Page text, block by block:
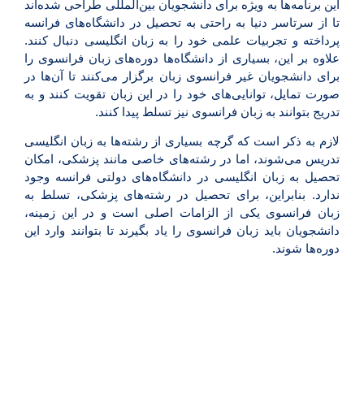
این برنامه‌ها به ویژه برای دانشجویان بین‌المللی طراحی شده‌اند
تا از سرتاسر دنیا به راحتی به تحصیل در دانشگاه‌های فرانسه
پرداخته و تجربیات علمی خود را به زبان انگلیسی دنبال کنند.
علاوه بر این، بسیاری از دانشگاه‌ها دوره‌های زبان فرانسوی را
برای دانشجویان غیر فرانسوی زبان برگزار می‌کنند تا آن‌ها در
صورت تمایل، توانایی‌های خود را در این زبان تقویت کنند و به
تدریج بتوانند به زبان فرانسوی نیز تسلط پیدا کنند.
لازم به ذکر است که گرچه بسیاری از رشته‌ها به زبان انگلیسی
تدریس می‌شوند، اما در رشته‌های خاصی مانند پزشکی، امکان
تحصیل به زبان انگلیسی در دانشگاه‌های دولتی فرانسه وجود
ندارد. بنابراین، برای تحصیل در رشته‌های پزشکی، تسلط به
زبان فرانسوی یکی از الزامات اصلی است و در این زمینه،
دانشجویان باید زبان فرانسوی را یاد بگیرند تا بتوانند وارد این
دوره‌ها شوند.